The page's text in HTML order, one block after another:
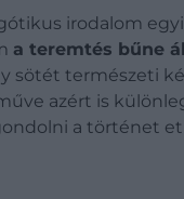
irodalom
a teremtés bűne
sötét természeti
azért is
a történet